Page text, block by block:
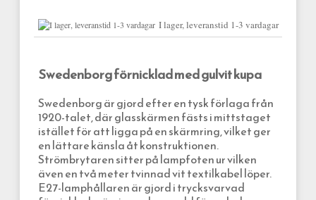
I lager, leveranstid 1-3 vardagar
Swedenborg förnicklad med gulvit kupa
Swedenborg är gjord efter en tysk förlaga från
1920-talet, där glasskärmen fästs i mittstaget
istället för att ligga på en skärmring, vilket ger
en lättare känsla åt konstruktionen.
Strömbrytaren sitter på lampfoten ur vilken
även en två meter tvinnad vit textilkabel löper.
E27-lamphållaren är gjord i trycksvarvad